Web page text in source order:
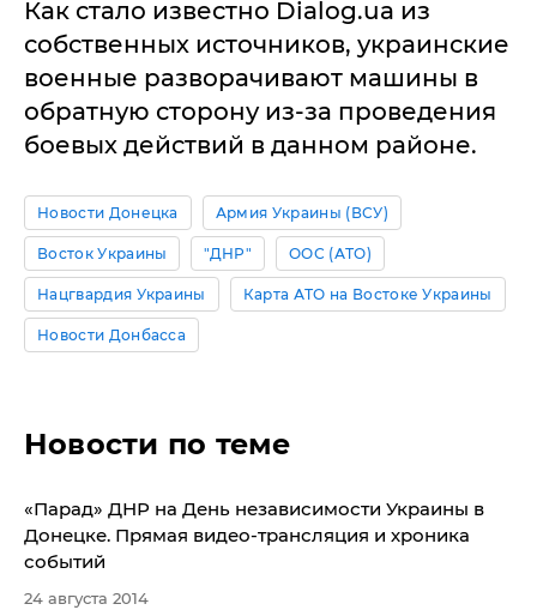
Как стало известно Dialog.ua из
собственных источников, украинские
военные разворачивают машины в
обратную сторону из-за проведения
боевых действий в данном районе.
Новости Донецка Армия Украины (ВСУ)
Восток Украины "ДНР" ООС (АТО)
Нацгвардия Украины Карта АТО на Востоке Украины
Новости Донбасса
Новости по теме
«Парад» ДНР на День независимости Украины в
Донецке. Прямая видео-трансляция и хроника
событий
24 августа 2014